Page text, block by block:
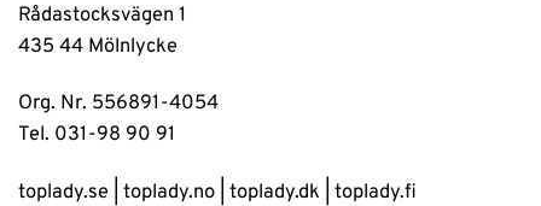
Rådastocksvägen 1
435 44 Mölnlycke
Org. Nr. 556891-4054
Tel. 031-98 90 91
toplady.se toplady.no toplady.dk toplady.fi